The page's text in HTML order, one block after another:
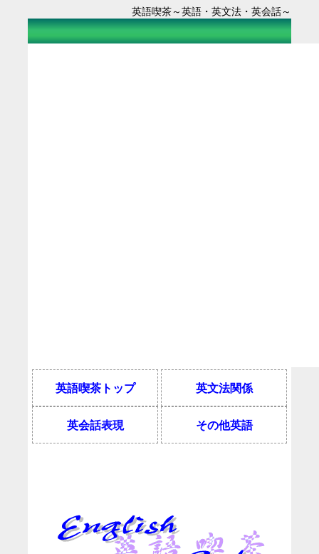
英語喫茶～英語・英文法・英会話～
英語喫茶トップ 英文法関係
英会話表現 その他英語